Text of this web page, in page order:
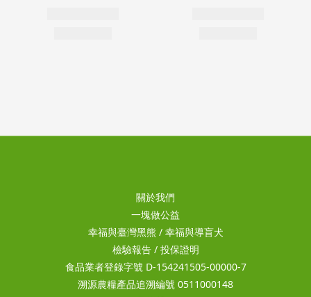
關於我們
一塊做公益
幸福與臺灣黑熊 / 幸福與導盲犬
檢驗報告/ 投保證明
食品業者登錄字號 D-154241505-00000-7
溯源農糧產品追溯編號 0511000148